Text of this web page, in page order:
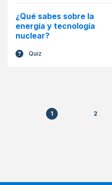
¿Qué sabes sobre la
energía y tecnología
nuclear?
Quiz
1 2